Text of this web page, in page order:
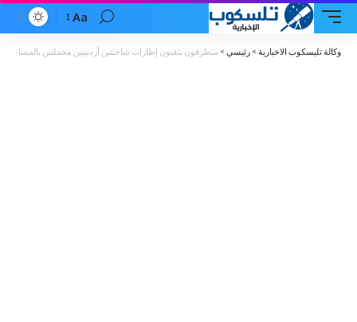
Font
Resizer
Aa
وكالة تليسكوب الاخبارية > رئيسي > متطرفون يثقبون إطارات شاحنتين أردنيتين محملتين